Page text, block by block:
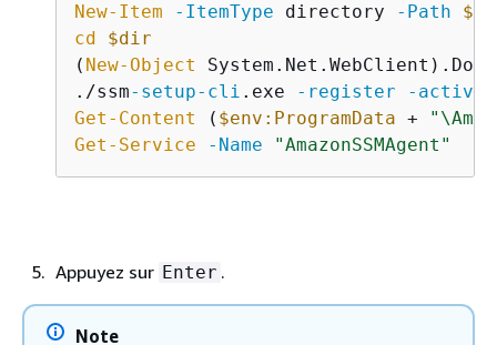
New-Item
-ItemType directory -Path
cd
$dir
( New-Object
./ssm-setup-cli .exe -register
-
Get-Content
( $env:ProgramData +
Get-Service
-Name "AmazonSSMAgent"
Appuyez sur Enter .
Note